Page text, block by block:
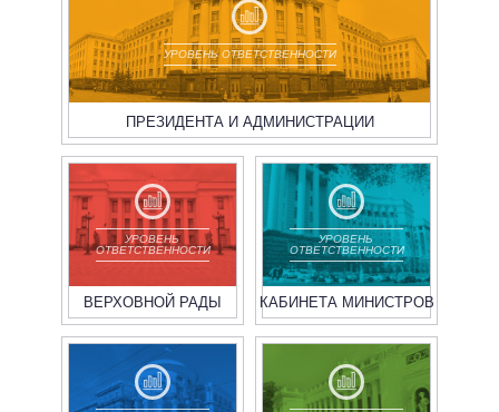
УРОВЕНЬ ОТВЕТСТВЕННОСТИ
ПРЕЗИДЕНТА И АДМИНИСТРАЦИИ
УРОВЕНЬ
ОТВЕТСТВЕННОСТИ
ВЕРХОВНОЙ РАДЫ
УРОВЕНЬ
ОТВЕТСТВЕННОСТИ
КАБИНЕТА МИНИСТРОВ